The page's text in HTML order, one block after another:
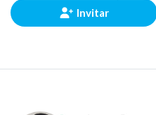
Invitar